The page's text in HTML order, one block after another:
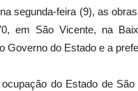
segunda-feira (9), as
em São Vicente, na
Governo do Estado e a
do Estado de